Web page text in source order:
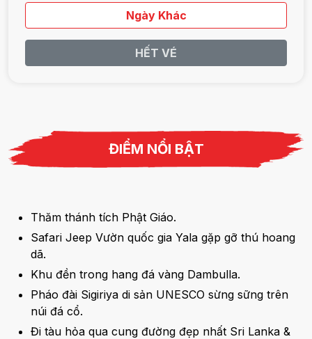
Ngày Khác
HẾT VÉ
ĐIỂM NỔI BẬT
Thăm thánh tích Phật Giáo.
Safari Jeep Vườn quốc gia Yala gặp gỡ thú hoang
dã.
Khu đền trong hang đá vàng Dambulla.
Pháo đài Sigiriya di sản UNESCO sừng sững trên
núi đá cổ.
Đi tàu hỏa qua cung đường đẹp nhất Sri Lanka &